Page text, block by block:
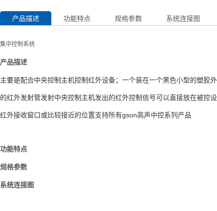
产品描述 功能特点 规格参数 系统连接图
集中控制系统
产品描述
主要是配合中央控制主机控制红外设备；一个装在一个黑色小型的塑胶
的红外发射管发射中央控制主机发出的红外控制信号可以直接放在被控
红外接收窗口或比较接近的位置支持所有gson高声中控系列产品
功能特点
规格参数
系统连接图